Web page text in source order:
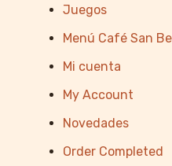
Juegos
Menú Café San
Mi cuenta
My Account
Novedades
Order Completed